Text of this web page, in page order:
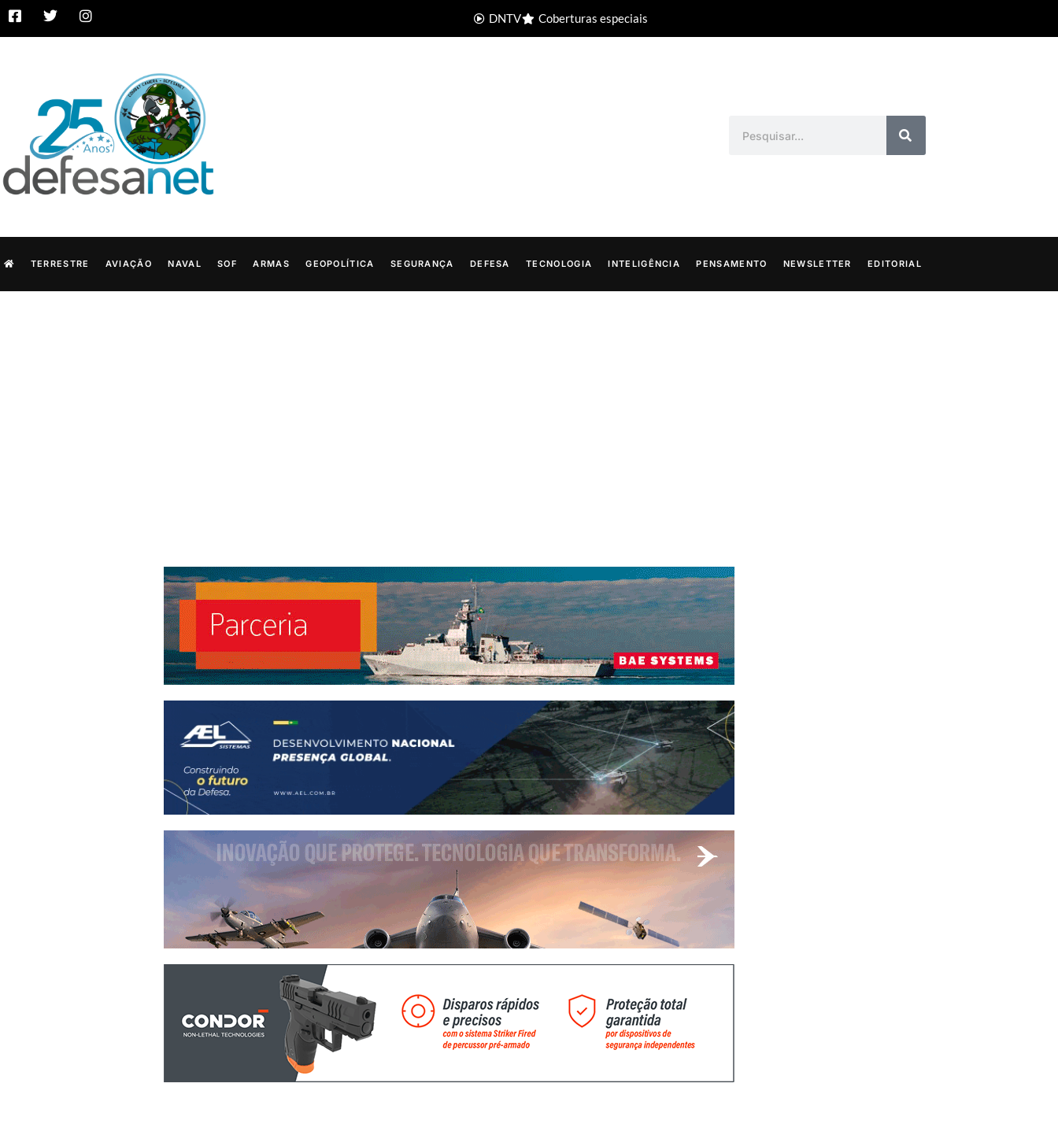
DNTV Coberturas especiais
TERRESTRE AVIAÇÃO NAVAL SOF ARMAS GEOPOLÍTICA SEGURANÇA DEFESA TECNOLOGIA INTELIGÊNCIA PENSAMENTO NEWSLETTER EDITORIAL